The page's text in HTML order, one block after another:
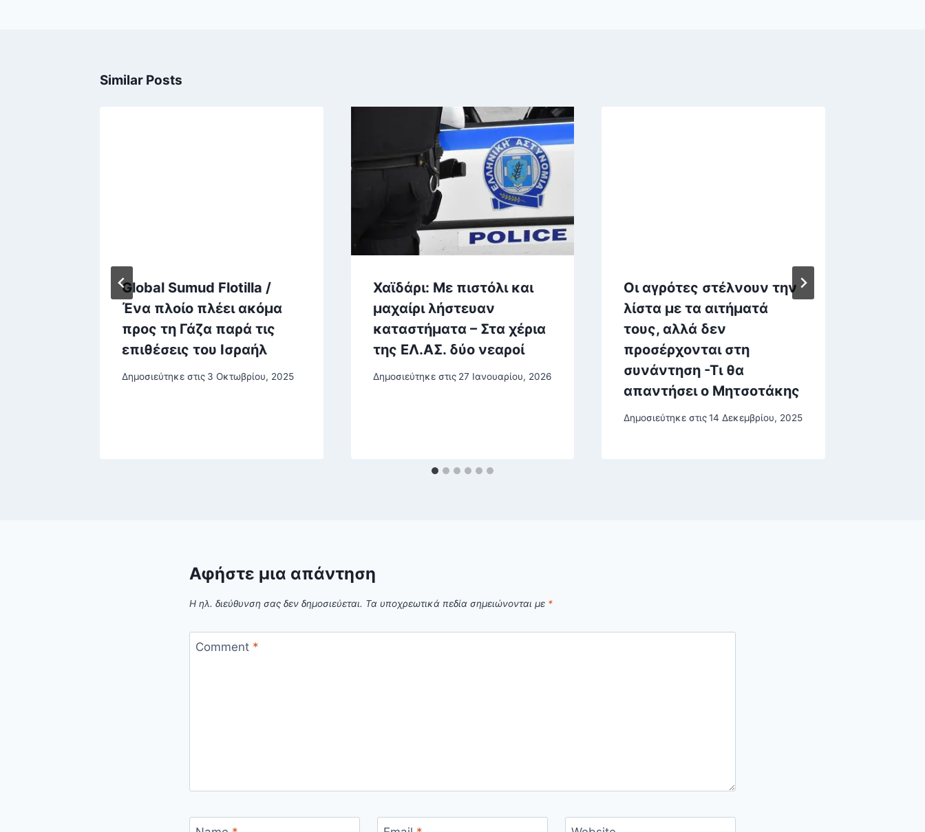
Similar Posts
Global Sumud Flotilla /
Ένα πλοίο πλέει ακόμα
προς τη Γάζα παρά τις
επιθέσεις του Ισραήλ
Δημοσιεύτηκε στις 3 Οκτωβρίου, 2025
Χαϊδάρι: Με πιστόλι και
μαχαίρι λήστευαν
καταστήματα – Στα χέρια
της ΕΛ.ΑΣ. δύο νεαροί
Δημοσιεύτηκε στις 27 Ιανουαρίου, 2026
Οι αγρότες στέλνουν την
λίστα με τα αιτήματά
τους, αλλά δεν
προσέρχονται στη
συνάντηση -Τι θα
απαντήσει ο Μητσοτάκης
Δημοσιεύτηκε στις 14 Δεκεμβρίου, 2025
Αφήστε μια απάντηση
Η ηλ. διεύθυνση σας δεν δημοσιεύεται. Τα υποχρεωτικά πεδία σημειώνονται με *
Comment *